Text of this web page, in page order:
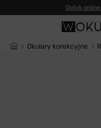
Okulary korekcyjne